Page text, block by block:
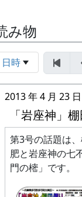
み物
日時
2013 年 4 月 23
「岩座神」
第3号の話題は
肥と岩座神の七
門の樒」です。